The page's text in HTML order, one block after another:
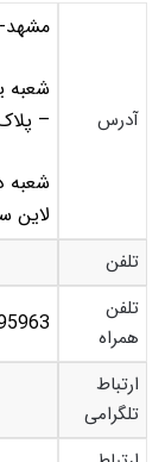
آدرس
مشهد-
شعبه
– پلاک 12 – کلبه
شعبه
لاین
تلفن
تلفن
همراه
ارتباط
تلگرامی